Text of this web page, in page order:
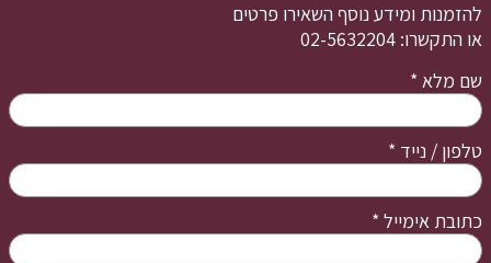
להזמנות ומידע נוסף השאירו פרטים
או התקשרו: 02-5632204
שם מלא *
טלפון / נייד *
כתובת אימייל *